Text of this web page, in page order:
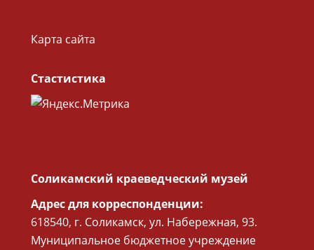
Карта сайта
Стастистика
Соликамский краеведческий музей
Адрес для корреспонденции:
618540, г. Соликамск, ул. Набережная, 93.
Муниципальное бюджетное учреждение